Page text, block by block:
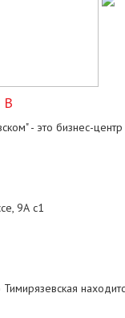
B
- это бизнес-центр
9А с1